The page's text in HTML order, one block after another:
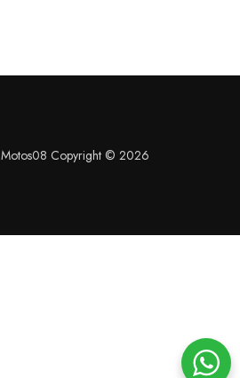
Motos08 Copyright © 2026